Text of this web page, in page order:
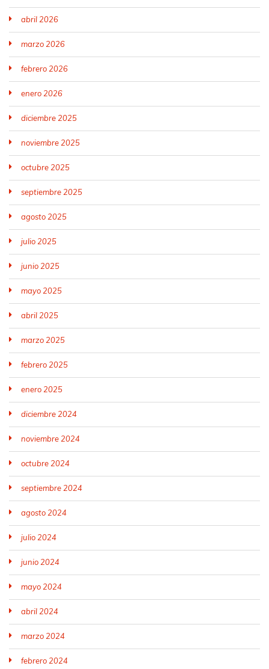
abril 2026
marzo 2026
febrero 2026
enero 2026
diciembre 2025
noviembre 2025
octubre 2025
septiembre 2025
agosto 2025
julio 2025
junio 2025
mayo 2025
abril 2025
marzo 2025
febrero 2025
enero 2025
diciembre 2024
noviembre 2024
octubre 2024
septiembre 2024
agosto 2024
julio 2024
junio 2024
mayo 2024
abril 2024
marzo 2024
febrero 2024